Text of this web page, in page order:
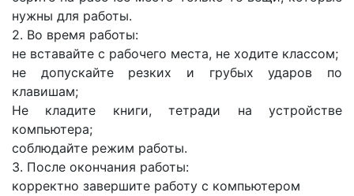
нужны для работы.
2. Во время работы:
не вставайте с рабочего места, не ходите классом;
не допускайте резких и грубых ударов по
клавишам;
Не кладите книги, тетради на устройстве
компьютера;
соблюдайте режим работы.
3. После окончания работы:
корректно завершите работу с компьютером